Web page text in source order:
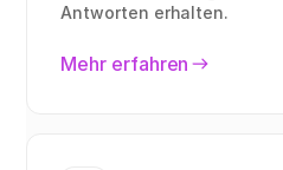
Antworten erhalten.
Mehr erfahren